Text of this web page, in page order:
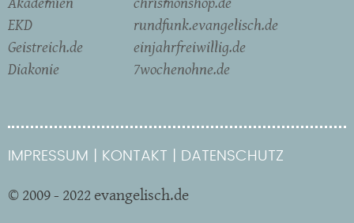
EKD
Geistreich.de
Diakonie
rundfunk.evangelisch.de
einjahrfreiwillig.de
7wochenohne.de
IMPRESSUM KONTAKT DATENSCHUTZ
© 2009 - 2022 evangelisch.de